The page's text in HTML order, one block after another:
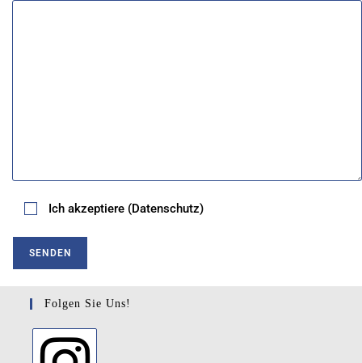
Ich akzeptiere (Datenschutz)
Folgen Sie Uns!